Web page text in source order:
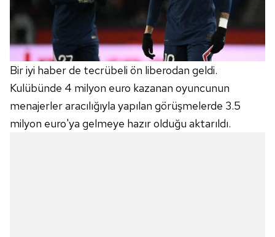
Çerezlere ilişkin tercihlerinizi aşağıda yer alan panel
vasıtasıyla belirleyebilirsiniz. Çerezlere ilişkin detaylı bilgi
için Ayarlar butonuna tıklayabilir,Çerez Bilgilendirme
Metnimiziziyaret edebilirsiniz.
6698 sayılı Kişisel Verilerin Korunması Kanunu uyarınca
hazırlanmış Aydınlatma Metnimizi okumak ve sitemizde
ilgili mevzuata uygun olarak kullanılan çerezlerle ilgili bilgi
almak için lütfentıklayınız .
Bir iyi haber de tecrübeli ön liberodan geldi.
Kulübünde 4 milyon euro kazanan oyuncunun
menajerler aracılığıyla yapılan görüşmelerde 3.5
milyon euro'ya gelmeye hazır olduğu aktarıldı.